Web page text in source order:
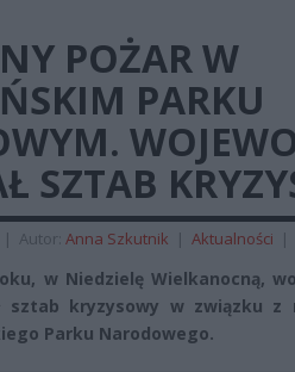
POŻAR W
PARKU
SZTAB
| Autor: Anna Szkutnik | Aktualności |
w Niedzielę Wielkanocną,
sztab kryzysowy w związku z
Parku Narodowego.